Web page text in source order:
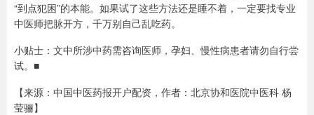
“到点犯困”的本能。如果试了这些方法还是睡不着，一定要找专业
中医师把脉开方，千万别自己乱吃药。
小贴士：文中所涉中药需咨询医师，孕妇、慢性病患者请勿自行尝
试。■
【来源：中国中医药报开户配资，作者：北京协和医院中医科 杨
莹骊】